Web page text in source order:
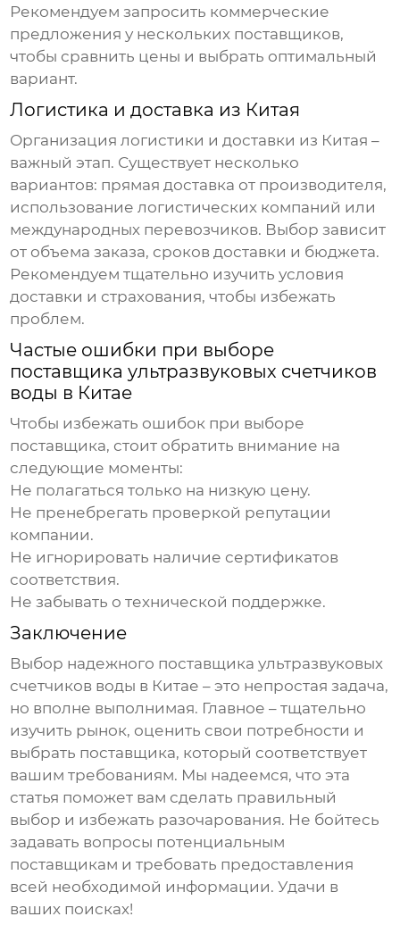
Рекомендуем запросить коммерческие
предложения у нескольких поставщиков,
чтобы сравнить цены и выбрать оптимальный
вариант.
Логистика и доставка из Китая
Организация логистики и доставки из Китая –
важный этап. Существует несколько
вариантов: прямая доставка от производителя,
использование логистических компаний или
международных перевозчиков. Выбор зависит
от объема заказа, сроков доставки и бюджета.
Рекомендуем тщательно изучить условия
доставки и страхования, чтобы избежать
проблем.
Частые ошибки при выборе
поставщикаультразвуковых счетчиков
воды в Китае
Чтобы избежать ошибок при выборе
поставщика, стоит обратить внимание на
следующие моменты:
Не полагаться только на низкую цену.
Не пренебрегать проверкой репутации
компании.
Не игнорировать наличие сертификатов
соответствия.
Не забывать о технической поддержке.
Заключение
Выбор надежного поставщикаультразвуковых
счетчиков воды в Китае – это непростая задача,
но вполне выполнимая. Главное – тщательно
изучить рынок, оценить свои потребности и
выбрать поставщика, который соответствует
вашим требованиям. Мы надеемся, что эта
статья поможет вам сделать правильный
выбор и избежать разочарования. Не бойтесь
задавать вопросы потенциальным
поставщикам и требовать предоставления
всей необходимой информации. Удачи в
ваших поисках!